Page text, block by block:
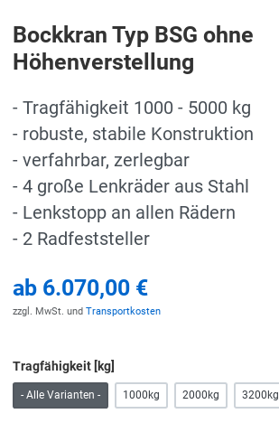
Bockkran Typ BSG ohne
Höhenverstellung
- Tragfähigkeit 1000 - 5000 kg
- robuste, stabile Konstruktion
- verfahrbar, zerlegbar
- 4 große Lenkräder aus Stahl
- Lenkstopp an allen Rädern
- 2 Radfeststeller
ab 6.070,00 €
zzgl. MwSt. und Transportkosten
Tragfähigkeit [kg]
- Alle Varianten - 1000kg 2000kg 3200kg